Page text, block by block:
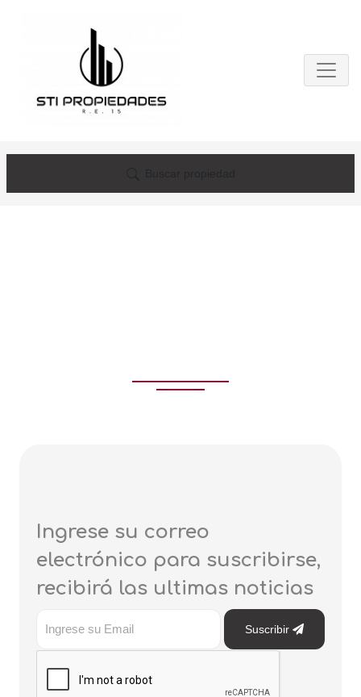
Ingrese su correo
electrónico para suscribirse,
recibirá las ultimas noticias
Suscribir